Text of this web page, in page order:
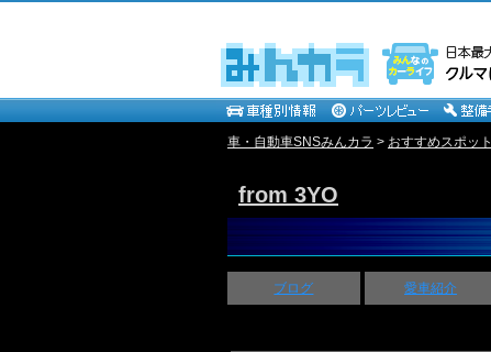
車・自動車SNSみんカラ > おすすめスポット
from 3YO
ブログ 愛車紹介